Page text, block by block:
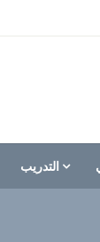
في العالم
التدريب